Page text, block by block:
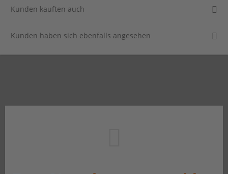
Kunden kauften auch
Kunden haben sich ebenfalls angesehen